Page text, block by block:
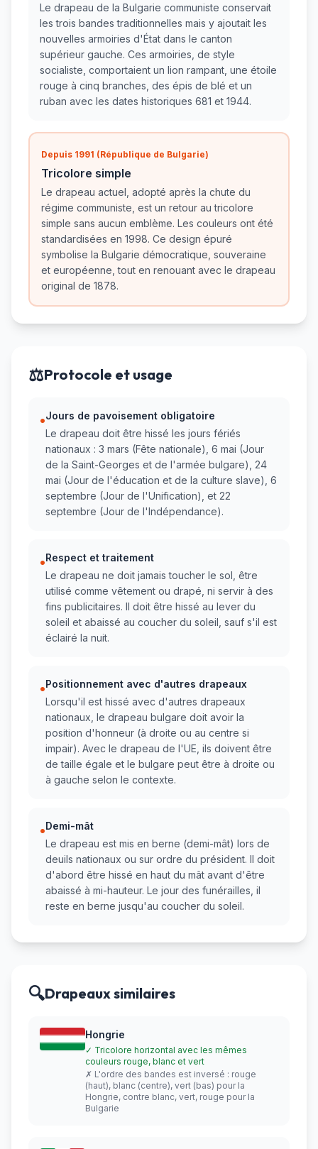
Le drapeau de la Bulgarie communiste conservait
les trois bandes traditionnelles mais y ajoutait les
nouvelles armoiries d'État dans le canton
supérieur gauche. Ces armoiries, de style
socialiste, comportaient un lion rampant, une étoile
rouge à cinq branches, des épis de blé et un
ruban avec les dates historiques 681 et 1944.
Depuis 1991 (République de Bulgarie)
Tricolore simple
Le drapeau actuel, adopté après la chute du
régime communiste, est un retour au tricolore
simple sans aucun emblème. Les couleurs ont été
standardisées en 1998. Ce design épuré
symbolise la Bulgarie démocratique, souveraine
et européenne, tout en renouant avec le drapeau
original de 1878.
⚖️Protocole et usage
•Jours de pavoisement obligatoire
Le drapeau doit être hissé les jours fériés
nationaux : 3 mars (Fête nationale), 6 mai (Jour
de la Saint-Georges et de l'armée bulgare), 24
mai (Jour de l'éducation et de la culture slave), 6
septembre (Jour de l'Unification), et 22
septembre (Jour de l'Indépendance).
•Respect et traitement
Le drapeau ne doit jamais toucher le sol, être
utilisé comme vêtement ou drapé, ni servir à des
fins publicitaires. Il doit être hissé au lever du
soleil et abaissé au coucher du soleil, sauf s'il est
éclairé la nuit.
•Positionnement avec d'autres drapeaux
Lorsqu'il est hissé avec d'autres drapeaux
nationaux, le drapeau bulgare doit avoir la
position d'honneur (à droite ou au centre si
impair). Avec le drapeau de l'UE, ils doivent être
de taille égale et le bulgare peut être à droite ou
à gauche selon le contexte.
•Demi-mât
Le drapeau est mis en berne (demi-mât) lors de
deuils nationaux ou sur ordre du président. Il doit
d'abord être hissé en haut du mât avant d'être
abaissé à mi-hauteur. Le jour des funérailles, il
reste en berne jusqu'au coucher du soleil.
🔍Drapeaux similaires
Hongrie
✓ Tricolore horizontal avec les mêmes
couleurs rouge, blanc et vert
✗ L'ordre des bandes est inversé : rouge
(haut), blanc (centre), vert (bas) pour la
Hongrie, contre blanc, vert, rouge pour la
Bulgarie